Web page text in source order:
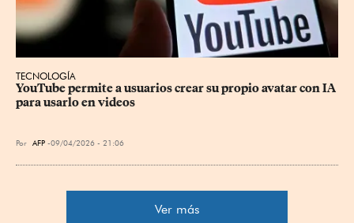
TECNOLOGÍA
YouTube permite a usuarios crear su propio avatar con IA
para usarlo en videos
Por AFP 09/04/2026 - 21:06
Ver más